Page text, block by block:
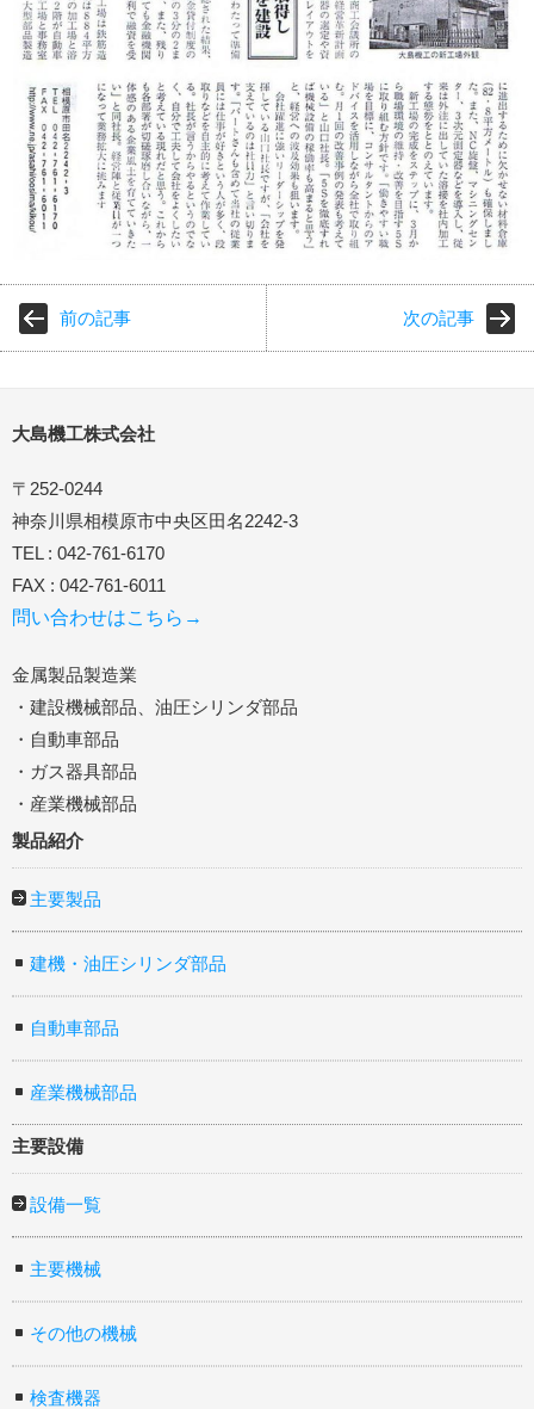
前の記事 次の記事
大島機工株式会社
〒252-0244
神奈川県相模原市中央区田名2242-3
TEL : 042-761-6170
FAX : 042-761-6011
問い合わせはこちら→
金属製品製造業
・建設機械部品、油圧シリンダ部品
・自動車部品
・ガス器具部品
・産業機械部品
製品紹介
主要製品
建機・油圧シリンダ部品
自動車部品
産業機械部品
主要設備
設備一覧
主要機械
その他の機械
検査機器